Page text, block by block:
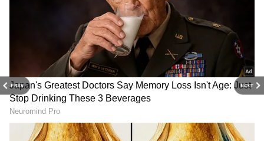
PREV NEXT
టీ20లు, మూడు వన్డేలతో ఇంగ్లండ్‌తో బిగ్ ఫైట్ కు
సిద్ధమవుతోంది. ఆ తర్వాత ఆగస్టులో శ్రీలంకకు వెళ్లి రెండు
టెస్టులు, మూడు టీ20లు ఆడనుంది.